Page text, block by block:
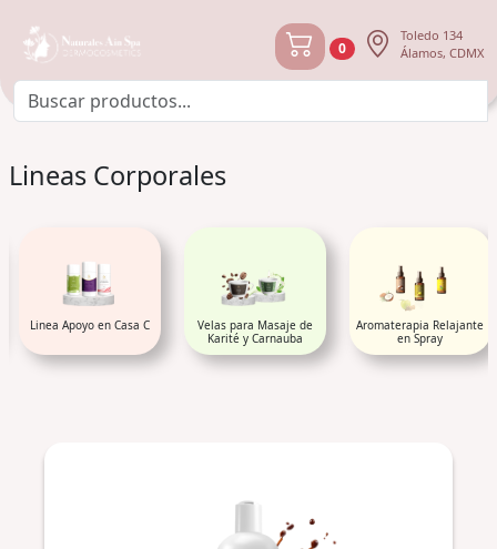
0
Toledo 134
Álamos, CDMX
Lineas Corporales
Linea Apoyo en Casa C
Velas para Masaje de
Karité y Carnauba
Aromaterapia Relajante
en Spray